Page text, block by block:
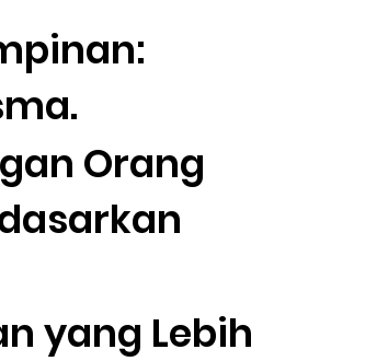
Orang
yang Lebih